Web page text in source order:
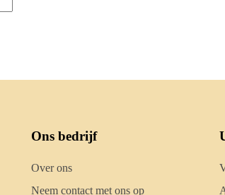
Ons bedrijf
Over ons
Neem contact met ons op